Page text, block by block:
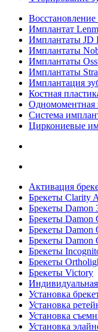
Восстановление
Имплантат
Имплантаты JD
Имплантаты
Имплантаты
Имплантаты
Имплантация
Костная
Одномоментная
Система
Циркониевые
Активация
Брекеты Clarity
Брекеты Damon
Брекеты Damon
Брекеты Damon
Брекеты Damon
Брекеты
Брекеты
Брекеты Victory
Установка
Установка
Установка
Установка